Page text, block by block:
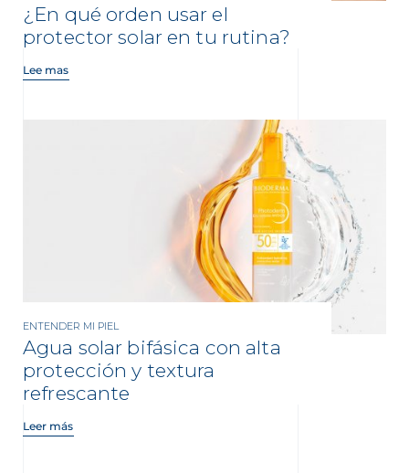
¿En qué orden usar el
protector solar en tu rutina?
Lee mas
ENTENDER MI PIEL
Agua solar bifásica con alta
protección y textura
refrescante
Leer más